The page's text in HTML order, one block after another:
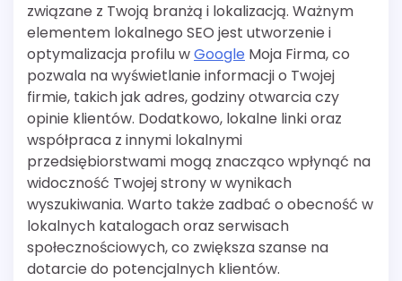
związane z Twoją branżą i lokalizacją. Ważnym
elementem lokalnego SEO jest utworzenie i
optymalizacja profilu wGoogle Moja Firma, co
pozwala na wyświetlanie informacji o Twojej
firmie, takich jak adres, godziny otwarcia czy
opinie klientów. Dodatkowo, lokalne linki oraz
współpraca z innymi lokalnymi
przedsiębiorstwami mogą znacząco wpłynąć na
widoczność Twojej strony w wynikach
wyszukiwania. Warto także zadbać o obecność w
lokalnych katalogach oraz serwisach
społecznościowych, co zwiększa szanse na
dotarcie do potencjalnych klientów.